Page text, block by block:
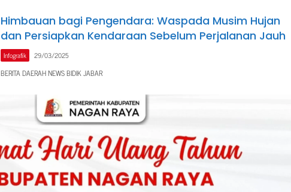
Himbauan bagi Pengendara: Waspada Musim Hujan
dan Persiapkan Kendaraan Sebelum Perjalanan Jauh
Infografik 29/03/2025
BERITA DAERAH NEWS BIDIK JABAR